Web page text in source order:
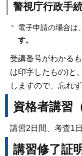
警視庁行政手
電子申請の場合は、
す。
受講番号がわかる
は印字したもの)と
しますので、忘れ
資格者講習
講習2日間、考査1
講習修了証